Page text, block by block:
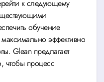
к следующему
обучение
эффективно
Glean предлагает
чтобы процесс